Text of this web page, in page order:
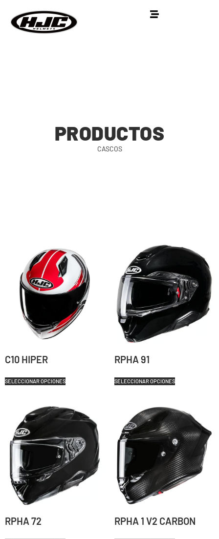
PRODUCTOS
CASCOS
C10 HIPER
SELECCIONAR OPCIONES
RPHA 91
SELECCIONAR OPCIONES
RPHA 72 RPHA 1 V2 CARBON